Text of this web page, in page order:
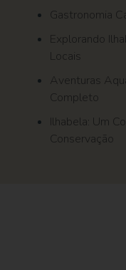
Gastronomia
Explorando
Locais
Aventuras
Completo
Ilhabela: Um
Conservação